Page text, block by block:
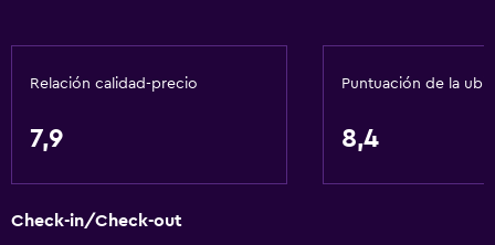
Lavandería
Servicios básicos
Relación calidad-precio
7,9
Puntuación de la
8,4
Check-in/Check-out